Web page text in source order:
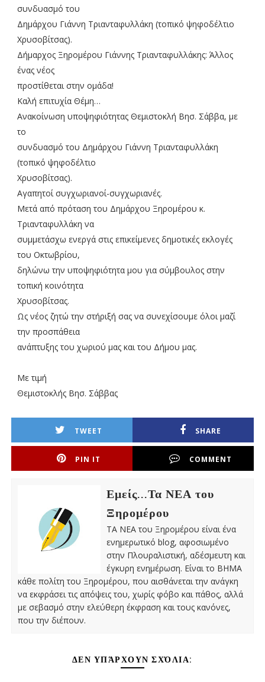
συνδυασμό του
Δημάρχου Γιάννη Τριανταφυλλάκη (τοπικό ψηφοδέλτιο
Χρυσοβίτσας).
Δήμαρχος Ξηρομέρου Γιάννης Τριανταφυλλάκης: Άλλος
ένας νέος
προστίθεται στην ομάδα!
Καλή επιτυχία Θέμη…
Ανακοίνωση υποψηφιότητας Θεμιστοκλή Βησ. Σάββα, με
το
συνδυασμό του Δημάρχου Γιάννη Τριανταφυλλάκη
(τοπικό ψηφοδέλτιο
Χρυσοβίτσας).
Αγαπητοί συγχωριανοί-συγχωριανές.
Μετά από πρόταση του Δημάρχου Ξηρομέρου κ.
Τριανταφυλλάκη να
συμμετάσχω ενεργά στις επικείμενες δημοτικές εκλογές
του Οκτωβρίου,
δηλώνω την υποψηφιότητα μου για σύμβουλος στην
τοπική κοινότητα
Χρυσοβίτσας.
Ως νέος ζητώ την στήριξή σας να συνεχίσουμε όλοι μαζί
την προσπάθεια
ανάπτυξης του χωριού μας και του Δήμου μας.
Με τιμή
Θεμιστοκλής Βησ. Σάββας
TWEET SHARE
PIN IT COMMENT
Εμείς...Τα ΝΕΑ του
Ξηρομέρου
ΤΑ ΝΕΑ του Ξηρομέρου είναι ένα
ενημερωτικό blog, αφοσιωμένο
στην Πλουραλιστική, αδέσμευτη και
έγκυρη ενημέρωση. Είναι το ΒΗΜΑ
κάθε πολίτη του Ξηρομέρου, που αισθάνεται την ανάγκη
να εκφράσει τις απόψεις του, χωρίς φόβο και πάθος, αλλά
με σεβασμό στην ελεύθερη έκφραση και τους κανόνες,
που την διέπουν.
ΔΕΝ ΥΠΆΡΧΟΥΝ ΣΧΌΛΙΑ: